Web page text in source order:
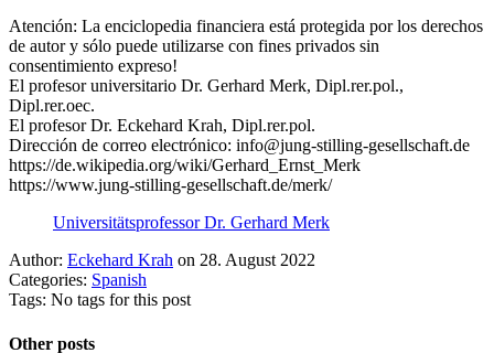
Atención: La enciclopedia financiera está protegida por los derechos
de autor y sólo puede utilizarse con fines privados sin
consentimiento expreso!
El profesor universitario Dr. Gerhard Merk, Dipl.rer.pol.,
Dipl.rer.oec.
El profesor Dr. Eckehard Krah, Dipl.rer.pol.
Dirección de correo electrónico: info@jung-stilling-gesellschaft.de
https://de.wikipedia.org/wiki/Gerhard_Ernst_Merk
https://www.jung-stilling-gesellschaft.de/merk/
Universitätsprofessor Dr. Gerhard Merk
Author: Eckehard Krah on 28. August 2022
Categories: Spanish
Tags: No tags for this post
Other posts